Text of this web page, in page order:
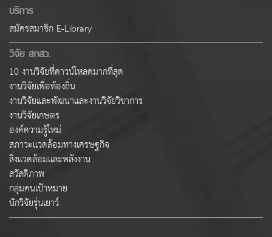
บริการ
สมัครสมาชิก E-Library
วิจัย สกสว.
10 งานวิจัยที่ดาวน์โหลดมากที่สุด
งานวิจัยเพื่อท้องถิ่น
งานวิจัยและพัฒนาและงานวิจัยวิชาการ
งานวิจัยเกษตร
องค์ความรู้ใหม่
สภาวะแวดล้อมทางเศรษฐกิจ
สิ่งแวดล้อมและพลังงาน
สวัสดิภาพ
กลุ่มคนเป้าหมาย
นักวิจัยรุ่นเยาว์